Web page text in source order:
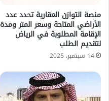
منصة التوازن العقارية تحدد عدد
الأراضي المتاحة وسعر المتر ومدة
الإقامة المطلوبة في الرياض
لتقديم الطلب
14 سبتمبر، 2025